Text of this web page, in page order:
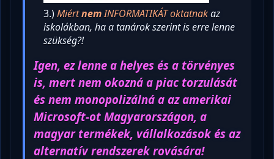
3.)MiértnemINFORMATIKÁT oktatnakaz
iskolákban, ha a tanárok szerint is erre lenne
szükség?!
Igen, ez lenne a helyes és a törvényes
is, mert nem okozná a piac torzulását
és nem monopolizálná a az amerikai
Microsoft-ot Magyarországon, a
magyar termékek, vállalkozások és az
alternatív rendszerek rovására!